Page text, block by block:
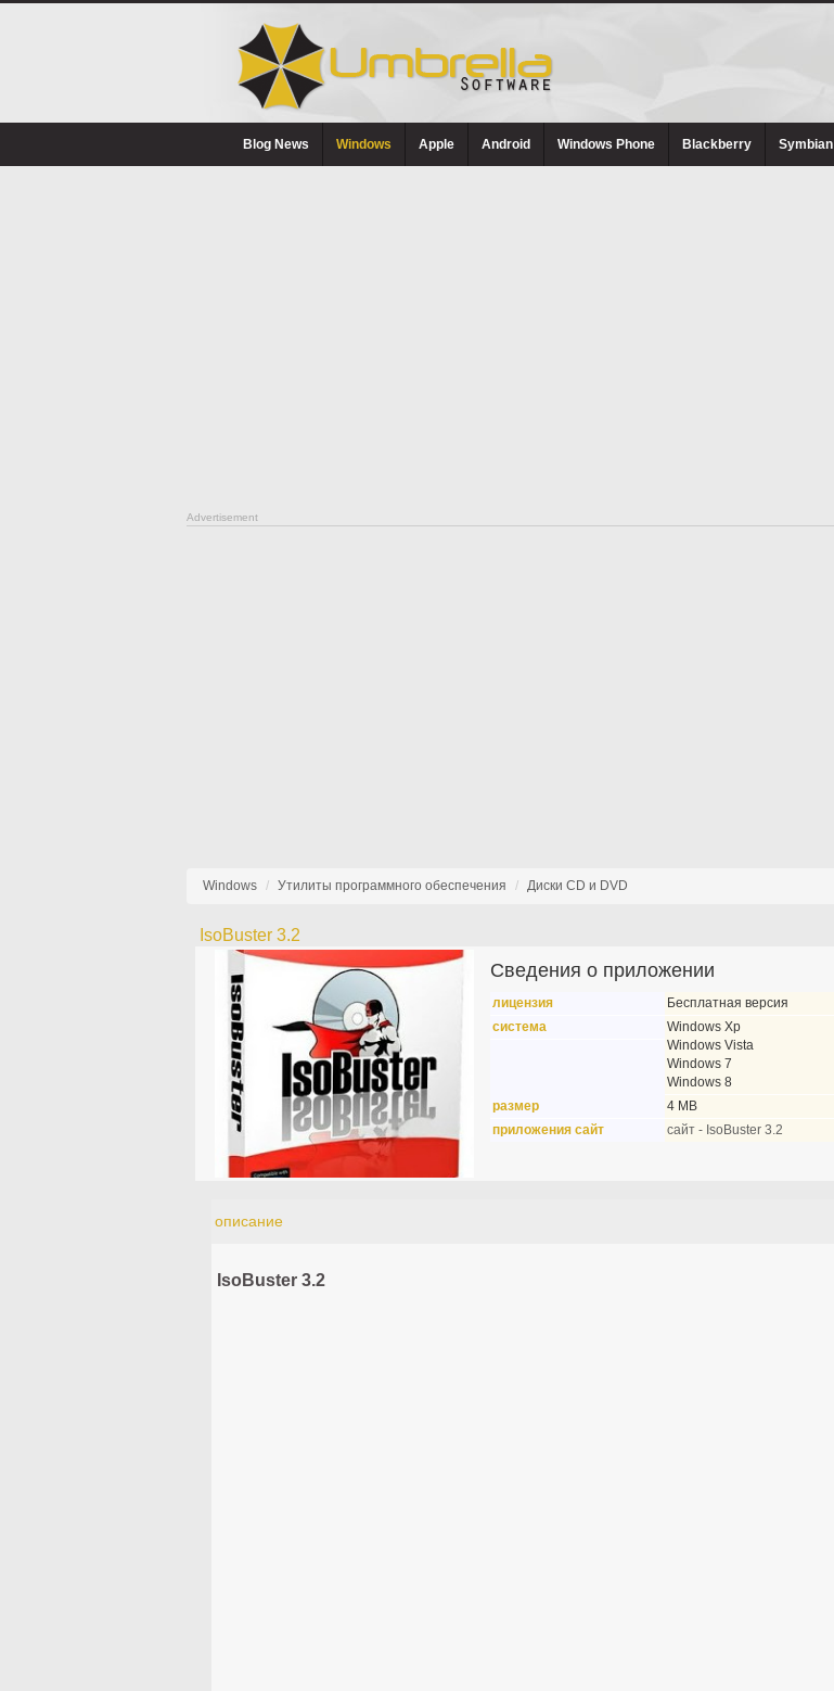
Blog News Windows Apple Android Windows Phone Blackberry Symbian
Advertisement
Windows Утилиты программного обеспечения Диски CD и DVD
IsoBuster 3.2
Сведения о приложении
лицензия
Бесплатная версия
система
Windows Xp
Windows Vista
Windows 7
Windows 8
размер
4 MB
приложения сайт
сайт - IsoBuster 3.2
описание
IsoBuster 3.2